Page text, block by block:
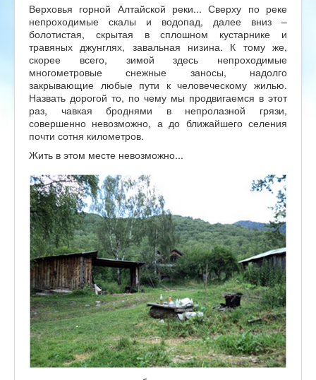
Верховья горной Алтайской реки... Сверху по реке
непроходимые скалы и водопад, далее вниз –
болотистая, скрытая в сплошном кустарнике и
травяных джунглях, завальная низина. К тому же,
скорее всего, зимой здесь непроходимые
многометровые снежные заносы, надолго
закрывающие любые пути к человеческому жилью.
Назвать дорогой то, по чему мы продвигаемся в этот
раз, чавкая броднями в непролазной грязи,
совершенно невозможно, а до ближайшего селения
почти сотня километров.
Жить в этом месте невозможно...